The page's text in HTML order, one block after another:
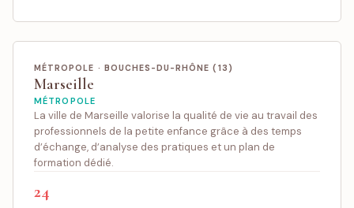
MÉTROPOLE · BOUCHES-DU-RHÔNE (13)
Marseille
MÉTROPOLE
La ville de Marseille valorise la qualité de vie au travail des
professionnels de la petite enfance grâce à des temps
d’échange, d’analyse des pratiques et un plan de
formation dédié.
24